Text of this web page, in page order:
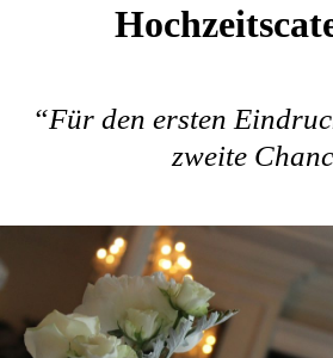
“Für den ersten
zweite